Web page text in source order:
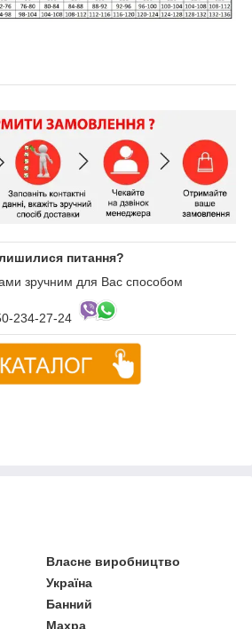
питання?
зручним для Вас способом
234-27-24
Власне виробництво
Україна
Банний
Махра